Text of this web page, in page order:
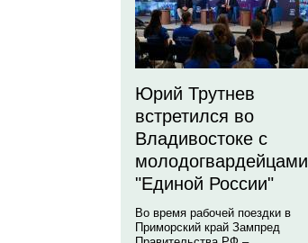
Юрий Трутнев
встретился во
Владивостоке с
молодогвардейцами
"Единой России"
Во время рабочей поездки в
Приморский край Зампред